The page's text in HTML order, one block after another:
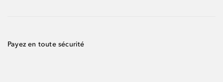
Payez en toute sécurité